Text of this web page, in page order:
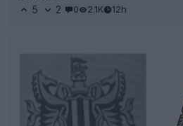
5 2 0 2.1K 12h